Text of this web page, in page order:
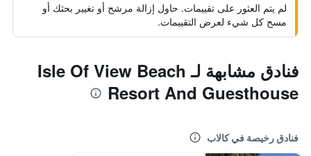
لم يتم العثور على تقييمات. حاول إزالة مرشح أو تغيير بحثك أو
مسح كل شيء لعرض التقييمات.
فنادق مشابهة لـ Isle Of View Beach
Resort And Guesthouse
فنادق رخيصة في كالاب